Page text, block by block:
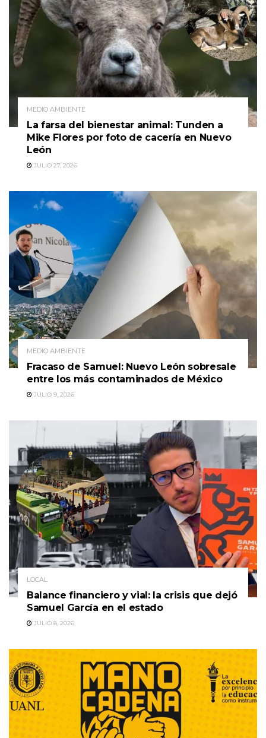
MEDIO AMBIENTE
La farsa del bienestar animal: Tunden a
Mike Flores por foto de cacería en Nuevo
León
JULIO 27, 2026
MEDIO AMBIENTE
Fracaso de Samuel: Nuevo León sobresale
entre los más contaminados de México
JULIO 9, 2026
LOCAL
Balance financiero y vial: la crisis que dejó
Samuel García en el estado
JULIO 8, 2026